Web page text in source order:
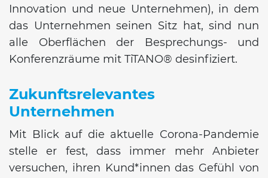
Innovation und neue Unternehmen), in dem
das Unternehmen seinen Sitz hat, sind nun
alle Oberflächen der Besprechungs- und
Konferenzräume mit TiTANO® desinfiziert.
Zukunftsrelevantes
Unternehmen
Mit Blick auf die aktuelle Corona-Pandemie
stelle er fest, dass immer mehr Anbieter
versuchen, ihren Kund*innen das Gefühl von